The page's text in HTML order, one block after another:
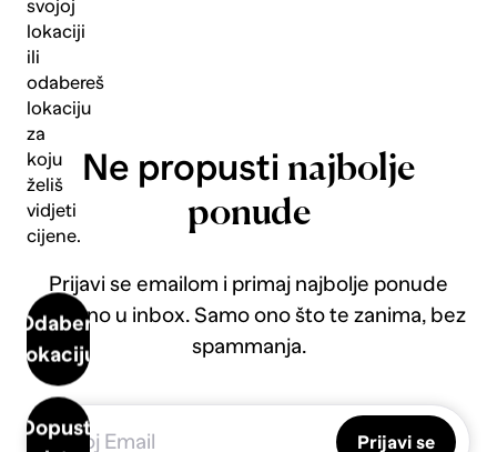
svojoj
lokaciji
ili
odabereš
lokaciju
za
koju
želiš
vidjeti
cijene.
Odaberi
lokaciju
Dopusti
Ne propusti najbolje
ponude
Prijavi se emailom i primaj najbolje ponude
direktno u inbox. Samo ono što te zanima, bez
spammanja.
Prijavi se